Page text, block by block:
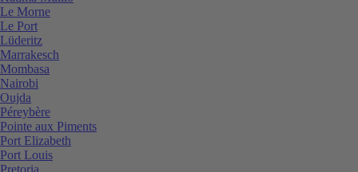
Le Morne
Le Port
Lüderitz
Marrakesch
Mombasa
Nairobi
Oujda
Péreybère
Pointe aux Piments
Port Elizabeth
Port Louis
Pretoria